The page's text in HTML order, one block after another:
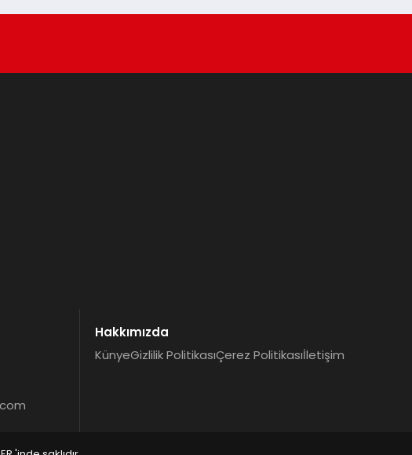
Hakkımızda
KünyeGizlilik PolitikasıÇerez Politikasıİletişim